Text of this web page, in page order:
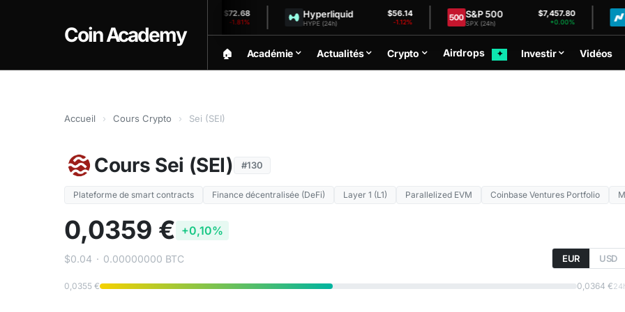
Coin Academy
Hyperliquid
HYPE (24h)
S&P 500
SPX (24h)
$7,457.80
NDX
🏠︎ Académie Actualités Crypto Airdrops ✦ Investir Vidéos
Accueil › Cours Crypto › Sei (SEI)
Cours Sei (SEI) #130
Plateforme de smart contracts Finance décentralisée (DeFi) Layer 1 (L1) Parallelized EVM Coinbase Ventures Portfolio
0,0359 € +0,10%
$0.04 · 0.00000000 BTC EUR USD
0,0355 € 0,0364 €